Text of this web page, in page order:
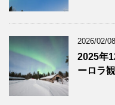
2026/02/08
2025年
ーロラ